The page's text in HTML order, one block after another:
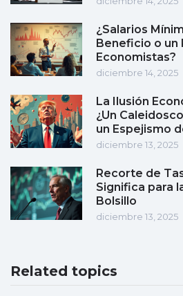
¿Salarios
Beneficio o un
Economistas?
diciembre 14, 2025
La Ilusión
¿Un
un Espejismo
diciembre 13, 2025
Recorte de
Significa para
Bolsillo
diciembre 13, 2025
Related topics